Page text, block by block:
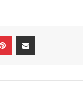
PinterestShare via Email